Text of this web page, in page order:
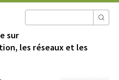
sur
les réseaux et les